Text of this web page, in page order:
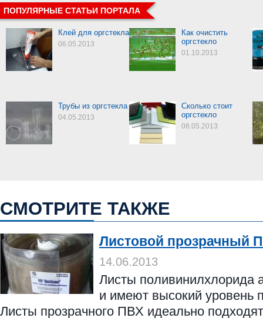
ПОПУЛЯРНЫЕ СТАТЬИ ПОРТАЛА
Клей для оргстекла
06.05.2013
Как очистить
оргстекло
01.10.2013
Трубы из оргстекла
04.05.2013
Сколько стоит
оргстекло
08.05.2013
СМОТРИТЕ ТАКЖЕ
Листовой прозрачный
14.06.2013
Листы поливинилхлорида
и имеют высокий уровень
Листы прозрачного ПВХ идеально